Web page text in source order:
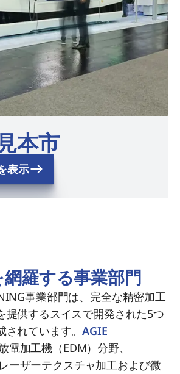
本市
表示
羅する事業部門
事業部門は、完全な精密加工
提供するスイスで開発された5つ
されています。AGIE
電加工機（EDM）分野、
レーザーテクスチャ加工および微